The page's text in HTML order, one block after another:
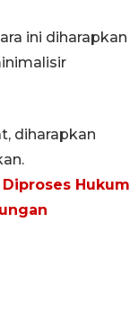
ini diharapkan
diharapkan
Hukum